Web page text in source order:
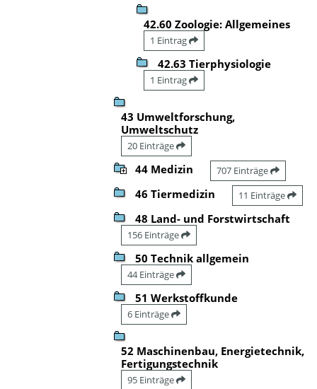
42.60 Zoologie: Allgemeines
1 Eintrag
42.63 Tierphysiologie
1 Eintrag
43 Umweltforschung,
Umweltschutz
20 Einträge
44 Medizin 707 Einträge
46 Tiermedizin 11 Einträge
48 Land- und Forstwirtschaft
156 Einträge
50 Technik allgemein
44 Einträge
51 Werkstoffkunde
6 Einträge
52 Maschinenbau, Energietechnik,
Fertigungstechnik
95 Einträge